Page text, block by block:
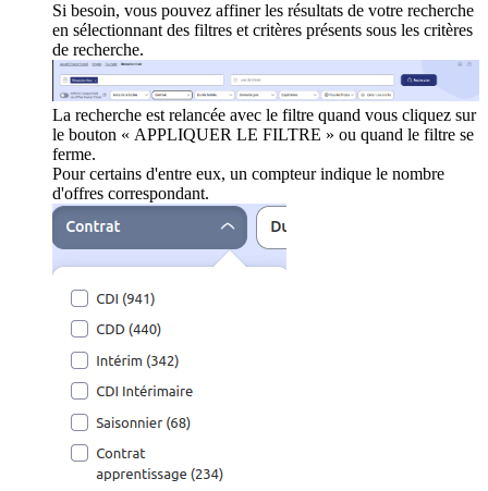
Si besoin, vous pouvez affiner les résultats de votre recherche
en sélectionnant des filtres et critères présents sous les critères
de recherche.
La recherche est relancée avec le filtre quand vous cliquez sur
le bouton « APPLIQUER LE FILTRE » ou quand le filtre se
ferme.
Pour certains d'entre eux, un compteur indique le nombre
d'offres correspondant.